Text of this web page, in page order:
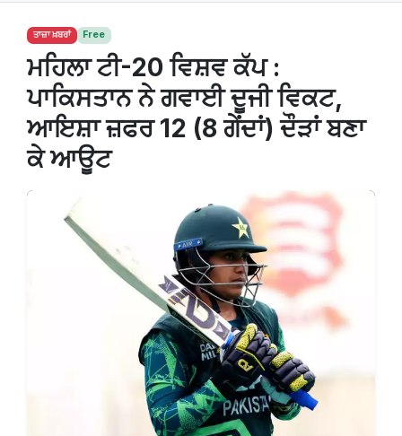
ਤਾਜ਼ਾ ਖ਼ਬਰਾਂ Free
ਮਹਿਲਾ ਟੀ-20 ਵਿਸ਼ਵ ਕੱਪ :
ਪਾਕਿਸਤਾਨ ਨੇ ਗਵਾਈ ਦੂਜੀ ਵਿਕਟ,
ਆਇਸ਼ਾ ਜ਼ਫਰ 12 (8 ਗੇਂਦਾਂ) ਦੌੜਾਂ ਬਣਾ
ਕੇ ਆਊਟ